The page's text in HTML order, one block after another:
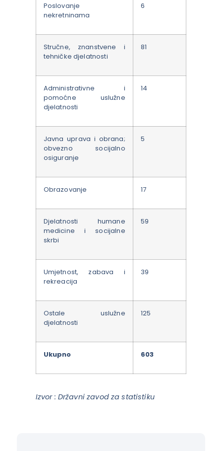
Poslovanje
nekretninama
6
Stručne, znanstvene i
tehničke djelatnosti
81
Administrativne i
pomoćne uslužne
djelatnosti
14
Javna uprava i obrana;
obvezno socijalno
osiguranje
5
Obrazovanje 17
Djelatnosti humane
medicine i socijalne
skrbi
59
Umjetnost, zabava i
rekreacija
39
Ostale uslužne
djelatnosti
125
Ukupno 603
Izvor : Državni zavod za statistiku